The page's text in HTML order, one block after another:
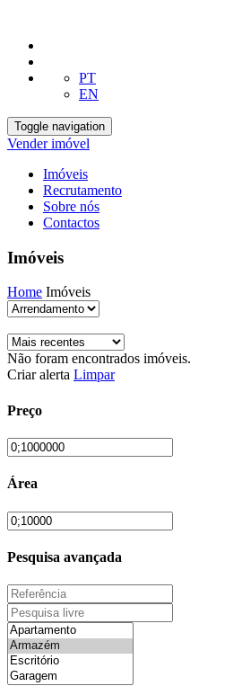
PT
EN
Toggle navigation
Vender imóvel
Imóveis
Recrutamento
Sobre nós
Contactos
Imóveis
Home Imóveis
Não foram encontrados imóveis.
Criar alerta Limpar
Preço
Área
Pesquisa avançada